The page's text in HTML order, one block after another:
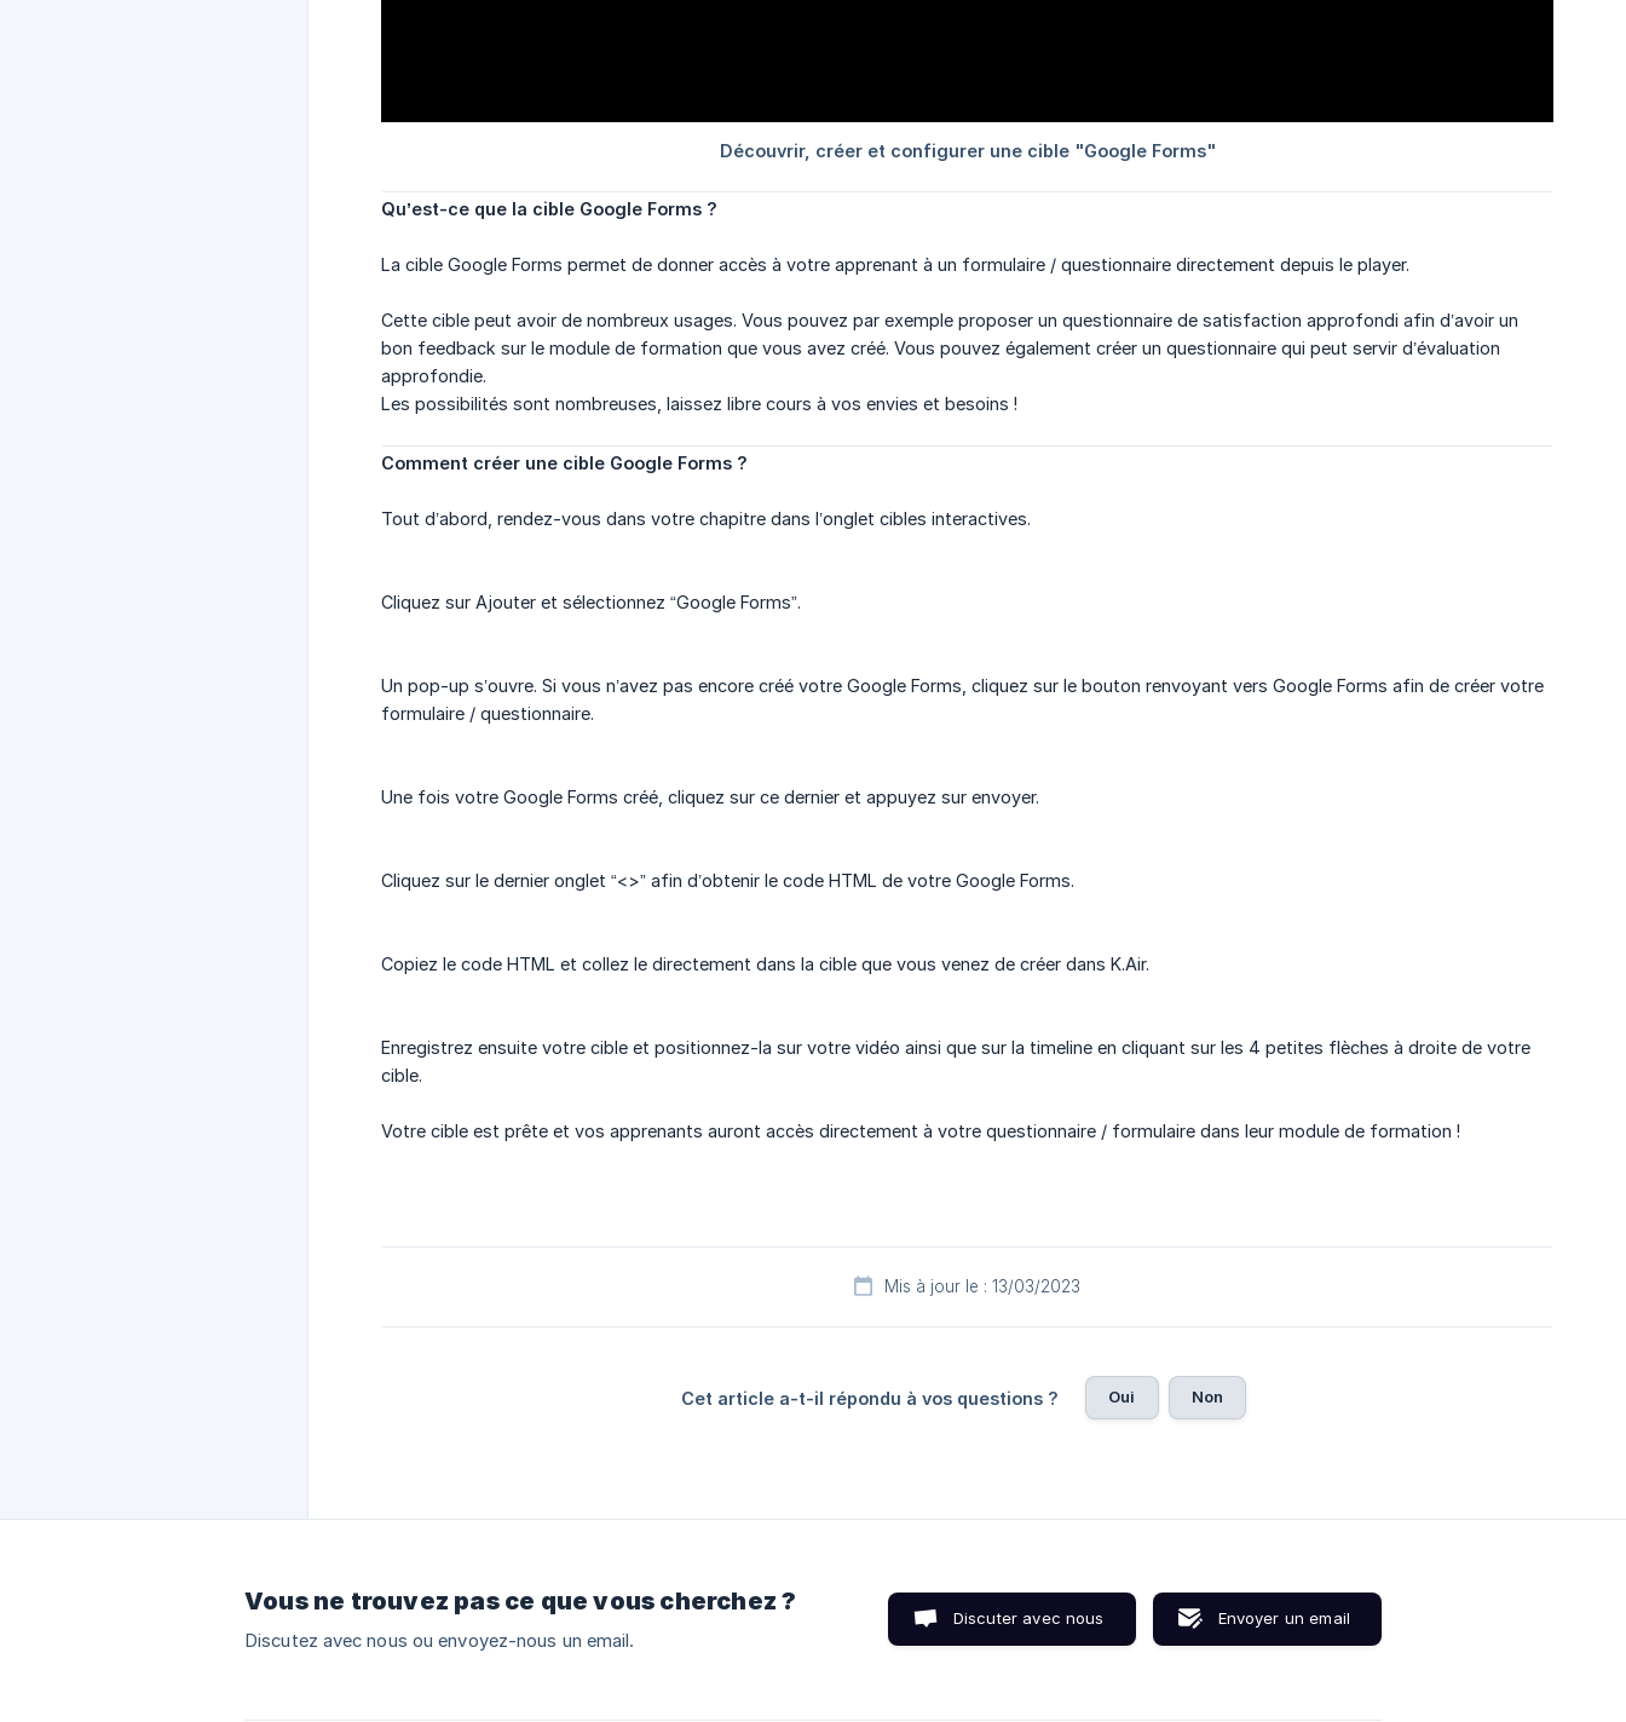
Qu’est-ce que la cible Google Forms ?
La cible Google Forms permet de donner accès à votre apprenant à un formulaire / questionnaire directement depuis le player.
Cette cible peut avoir de nombreux usages. Vous pouvez par exemple proposer un questionnaire de satisfaction approfondi afin d’avoir un
bon feedback sur le module de formation que vous avez créé. Vous pouvez également créer un questionnaire qui peut servir d’évaluation
approfondie.
Les possibilités sont nombreuses, laissez libre cours à vos envies et besoins !
Comment créer une cible Google Forms ?
Tout d’abord, rendez-vous dans votre chapitre dans l’onglet cibles interactives.
Cliquez sur Ajouter et sélectionnez “Google Forms”.
Un pop-up s’ouvre. Si vous n’avez pas encore créé votre Google Forms, cliquez sur le bouton renvoyant vers Google Forms afin de créer votre
formulaire / questionnaire.
Une fois votre Google Forms créé, cliquez sur ce dernier et appuyez sur envoyer.
Cliquez sur le dernier onglet “<>” afin d’obtenir le code HTML de votre Google Forms.
Copiez le code HTML et collez le directement dans la cible que vous venez de créer dans K.Air.
Enregistrez ensuite votre cible et positionnez-la sur votre vidéo ainsi que sur la timeline en cliquant sur les 4 petites flèches à droite de votre
cible.
Votre cible est prête et vos apprenants auront accès directement à votre questionnaire / formulaire dans leur module de formation !
Mis à jour le : 13/03/2023
Cet article a-t-il répondu à vos questions ? Oui Non
Vous ne trouvez pas ce que vous cherchez ?
Discutez avec nous ou envoyez-nous un email.
Discuter avec nous Envoyer un email